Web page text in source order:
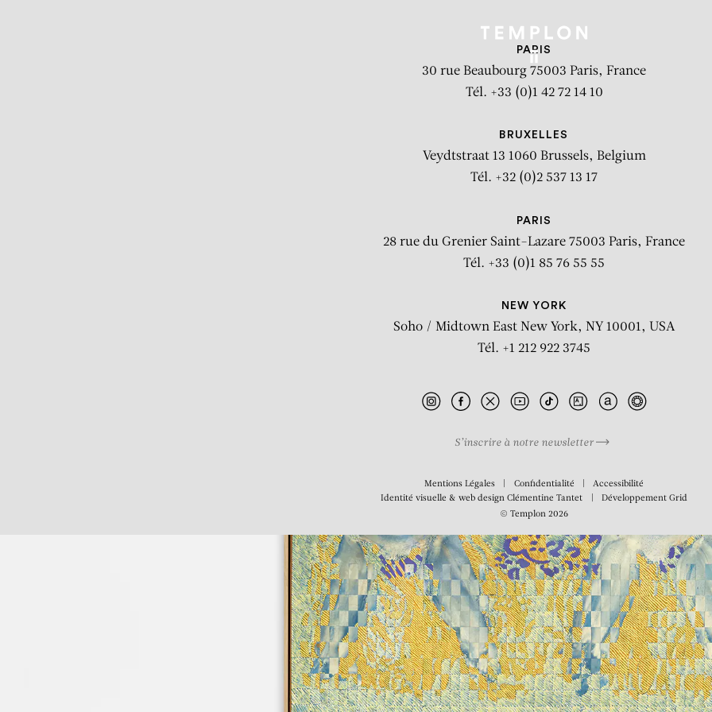
Recorda VII (horizontal)
PARIS
30 rue Beaubourg 75003 Paris, France
Tél. +33 (0)1 42 72 14 10
BRUXELLES
Veydtstraat 13 1060 Brussels, Belgium
Tél. +32 (0)2 537 13 17
PARIS
28 rue du Grenier Saint-Lazare 75003 Paris, France
Tél. +33 (0)1 85 76 55 55
NEW YORK
Soho / Midtown East New York, NY 10001, USA
Tél. +1 212 922 3745
S’inscrire à notre newsletter
Mentions Légales Confidentialité
Accessibilité
Identité visuelle & web designClémentine Tantet Développement Grid
© Templon 2026